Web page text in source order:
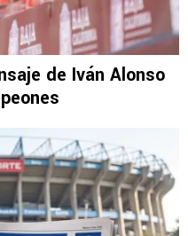
de Iván Alonso